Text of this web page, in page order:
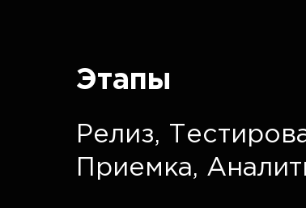
Этапы
Релиз,
Приемка,